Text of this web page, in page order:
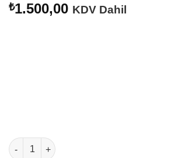
₺1.500,00 KDV Dahil
Kız Pilot Çocuk Mavi Uçak Kapı Süsü adet